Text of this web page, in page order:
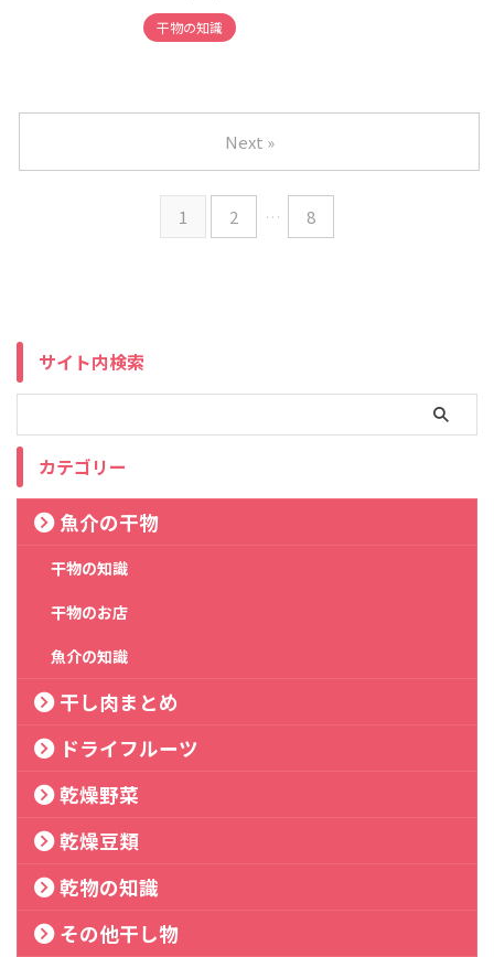
干物の知識
1 2 … 8
Next »
サイト内検索
カテゴリー
魚介の干物
干物の知識
干物のお店
魚介の知識
干し肉まとめ
ドライフルーツ
乾燥野菜
乾燥豆類
乾物の知識
その他干し物